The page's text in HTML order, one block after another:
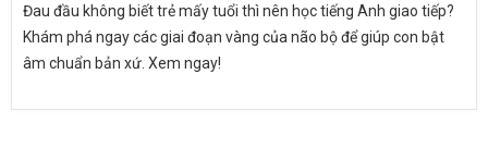
Đau đầu không biết trẻ mấy tuổi thì nên học tiếng Anh giao tiếp?
Khám phá ngay các giai đoạn vàng của não bộ để giúp con bật
âm chuẩn bản xứ. Xem ngay!